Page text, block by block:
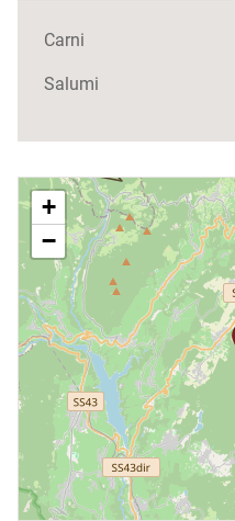
Carni
Salumi
+
−